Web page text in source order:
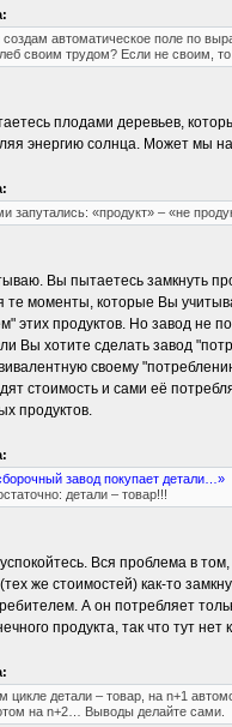
создам автоматическое поле по
своим трудом? Если не своим,
плодами деревьев,
энергию солнца. Может мы
запутались: «продукт» – «не
Вы пытаетесь замкнуть
те моменты, которые Вы
этих продуктов. Но завод не
Вы хотите сделать завод
своему
стоимость и сами её
продуктов.
завод покупает детали…»
детали – товар!!!
Вся проблема в
же стоимостей) как-то
А он потребляет
продукта, так что тут нет
цикле детали – товар, на n+1
на n+2… Выводы делайте сами.